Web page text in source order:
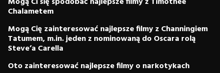
Chalametem
Mogą Cię zainteresować najlepsze filmy z Channingiem
Tatumem, m.in. jeden z nominowaną do Oscara rolą
Steve’a Carella
Oto zainteresować najlepsze filmy o narkotykach